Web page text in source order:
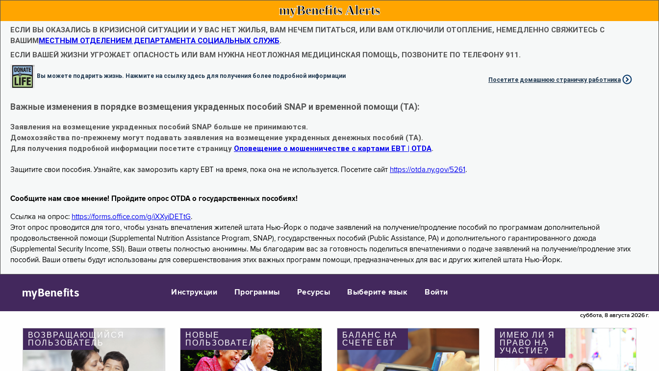
myBenefits Alerts
ЕСЛИ ВЫ ОКАЗАЛИСЬ В КРИЗИСНОЙ СИТУАЦИИ И У ВАС НЕТ ЖИЛЬЯ, ВАМ НЕЧЕМ ПИТАТЬСЯ, ИЛИ ВАМ ОТКЛЮЧИЛИ ОТОПЛЕНИЕ, НЕМЕДЛЕННО СВЯЖИТЕСЬ С
ВАШИММЕСТНЫМ ОТДЕЛЕНИЕМ ДЕПАРТАМЕНТА СОЦИАЛЬНЫХ СЛУЖБ.
ЕСЛИ ВАШЕЙ ЖИЗНИ УГРОЖАЕТ ОПАСНОСТЬ ИЛИ ВАМ НУЖНА НЕОТЛОЖНАЯ МЕДИЦИНСКАЯ ПОМОЩЬ, ПОЗВОНИТЕ ПО ТЕЛЕФОНУ 911.
Вы можете подарить жизнь. Нажмите на ссылку здесь для получения более подробной информации
Посетите домашнюю страничку работника
Важные изменения в порядке возмещения украденных пособий SNAP и временной помощи (TA):
Заявления на возмещение украденных пособий SNAP больше не принимаются.
Домохозяйства по-прежнему могут подавать заявления на возмещение украденных денежных пособий (TA).
Для получения подробной информации посетите страницу Оповещение о мошенничестве с картами EBT | OTDA.
Защитите свои пособия. Узнайте, как заморозить карту EBT на время, пока она не используется. Посетите сайт https://otda.ny.gov/5261 .
Сообщите нам свое мнение! Пройдите опрос OTDA о государственных пособиях!
Ссылка на опрос: https://forms.office.com/g/iXXyiDETtG.
Этот опрос проводится для того, чтобы узнать впечатления жителей штата Нью-Йорк о подаче заявлений на получение/продление пособий по программам дополнительной
продовольственной помощи (Supplemental Nutrition Assistance Program, SNAP), государственных пособий (Public Assistance, PA) и дополнительного гарантированного дохода
(Supplemental Security Income, SSI). Ваши ответы полностью анонимны. Мы благодарим вас за готовность поделиться впечатлениями о подаче заявлений на получение/продление этих
пособий. Ваши ответы будут использованы для совершенствования этих важных программ помощи, предназначенных для вас и других жителей штата Нью-Йорк.
myBenefits Инструкции Программы Ресурсы Выберите язык Войти
суббота, 8 августа 2026 г.
ВОЗВРАЩАЮЩИЙСЯ
ПОЛЬЗОВАТЕЛЬ
НОВЫЕ
ПОЛЬЗОВАТЕЛИ
БАЛАНС НА
СЧЕТЕ ЕВТ
ИМЕЮ ЛИ Я
ПРАВО НА
УЧАСТИЕ?